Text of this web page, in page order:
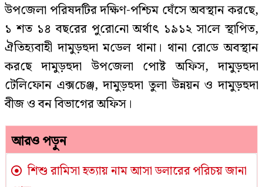
উপ‌জেলা প‌রিষ‌দ‌টির দ‌ক্ষিণ-প‌শ্চিম ঘেঁ‌সে অব‌স্থান কর‌ছে,
১ শত ১৪ বছ‌রের পু‌রো‌নো অর্থাৎ ১৯১২ সা‌লে স্থা‌পিত,
ঐতিহ‌্যবাহী দামুড়হুদা ম‌ডেল থানা। থানা রো‌ডে অবস্থান
কর‌ছে দামুড়হুদা উপ‌জেলা পোষ্ট অ‌ফিস, দামুড়হুদা
টে‌লি‌ফোন এক্স‌চেঞ্জ, দামুড়হুদা তুলা উন্নয়ন ও দামুড়হুদা
বীজ ও বন বিভাগের অ‌ফিস।
আরও পড়ুন
শিশু রামিসা হত্যায় নাম আসা ডলারের পরিচয় জানা